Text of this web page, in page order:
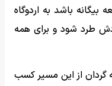
باشد به اردوگاه
طرد شود و برای همه
گردان از این مسیر کسب